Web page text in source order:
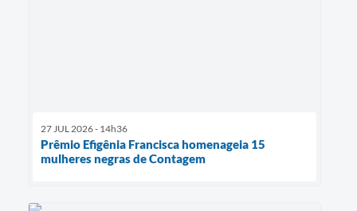
27 JUL 2026 - 14h36
Prêmio Efigênia Francisca homenageia 15
mulheres negras de Contagem